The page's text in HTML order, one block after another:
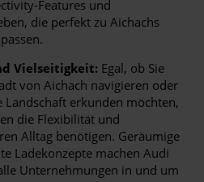
Features und
die perfekt zu Aichachs
Vielseitigkeit: Egal, ob Sie
von Aichach navigieren oder
Landschaft erkunden möchten,
die Flexibilität und
Alltag benötigen. Geräumige
Ladekonzepte machen Audi
Unternehmungen in und um